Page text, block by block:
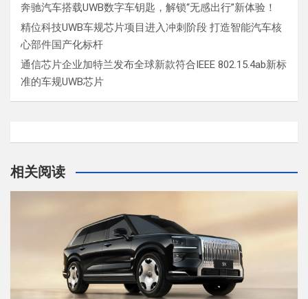
奔驰汽车搭载UWB数字车钥匙，解锁“无感出行”新体验！
精位科技UWB车规芯片项目进入冲刺阶段 打造智能汽车核
心部件国产化标杆
通信芯片企业加特兰发布全球新款符合IEEE 802.15.4ab新标
准的车规UWB芯片
相关阅读